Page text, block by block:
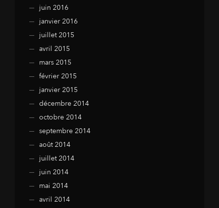
juin 2016
janvier 2016
juillet 2015
avril 2015
mars 2015
février 2015
janvier 2015
décembre 2014
octobre 2014
septembre 2014
août 2014
juillet 2014
juin 2014
mai 2014
avril 2014